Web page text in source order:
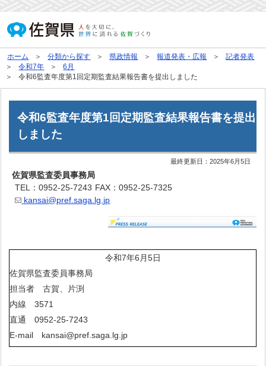
ホーム 分類から探す 県政情報 報道発表・広報
記者発表
令和7年
6月
令和6監査年度第1回定期監査結果報告書を提出しました
令和6監査年度第1回定期監査結果報告書を提出
しました
最終更新日：2025年6月5日
佐賀県監査委員事務局
TEL：0952-25-7243 FAX：0952-25-7325
kansai@pref.saga.lg.jp
令和7年6月5日
佐賀県監査委員事務局
担当者 古賀、片渕
内線 3571
直通 0952-25-7243
E-mail kansai@pref.saga.lg.jp